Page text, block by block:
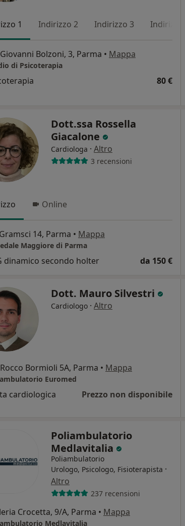
1 Indirizzo 2 Indirizzo 3 Indirizzo 4
Bolzoni, 3, Parma • Mappa
di Psicoterapia
80 €
Dott.ssa Rossella
Giacalone
Cardiologa · Altro
3 recensioni
Online
14, Parma • Mappa
Maggiore di Parma
dinamico secondo holter da 150 €
Dott. Mauro Silvestri
Cardiologo · Altro
Bormioli 5A, Parma • Mappa
Euromed
cardiologica Prezzo non disponibile
Poliambulatorio
Medlavitalia
Poliambulatorio
Urologo, Psicologo, Fisioterapista ·
Altro
237 recensioni
Crocetta, 9/A, Parma • Mappa
Medlavitalia